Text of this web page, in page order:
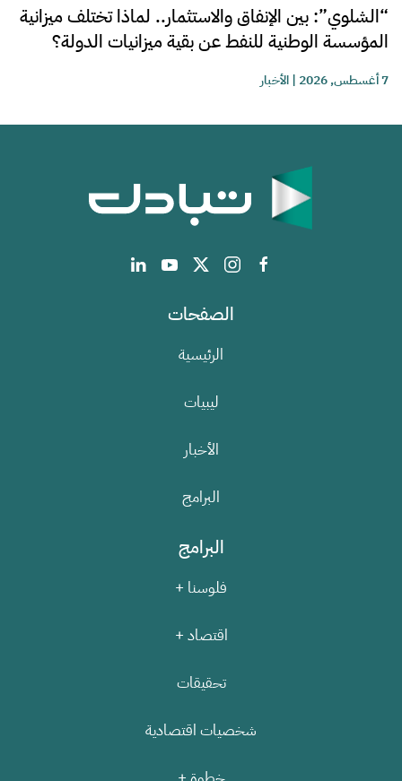
“الشلوي”: بين الإنفاق والاستثمار.. لماذا تختلف ميزانية
المؤسسة الوطنية للنفط عن بقية ميزانيات الدولة؟
7 أغسطس, 2026 |الأخبار
الصفحات
الرئيسية
ليبيات
الأخبار
البرامج
البرامج
فلوسنا +
اقتصاد +
تحقيقات
شخصيات اقتصادية